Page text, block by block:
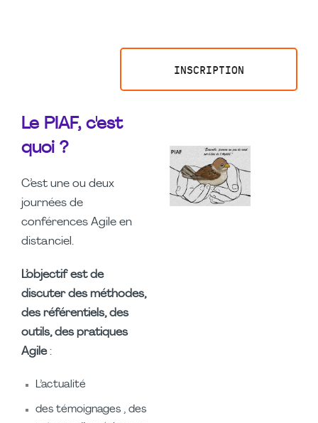
INSCRIPTION
Le PIAF, c'est
quoi ?
C’est une ou deux
journées de
conférences Agile en
distanciel.
L’objectif est de
discuter des méthodes,
des référentiels, des
outils, des pratiques
Agile:
L’actualité
des témoignages , des